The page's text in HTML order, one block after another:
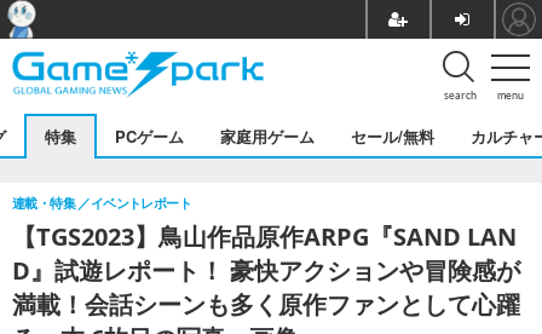
menu
search
特集 PCゲーム 家庭用ゲーム セール/無料 カルチャ
【TGS2023】鳥山作品原作ARPG『SAND LAN
D』試遊レポート！ 豪快アクションや冒険感が
満載！会話シーンも多く原作ファンとして心躍
連載・特集 イベントレポート